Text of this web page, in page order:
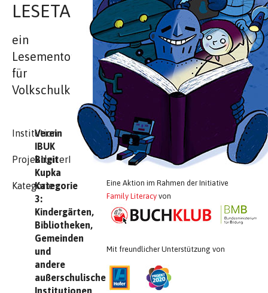
LESETANDEM
ein
Lesementoringprojekt
für
Volkschulkinder
Institution
Verein
IBUK
ProjektleiterIn
Birgit
Kupka
KategorieKategorie
3:
Kindergärten,
Bibliotheken,
Gemeinden
und
andere
außerschulische
Institutionen
Eine Aktion im Rahmen der Initiative
Family Literacy von
Mit freundlicher Unterstützung von